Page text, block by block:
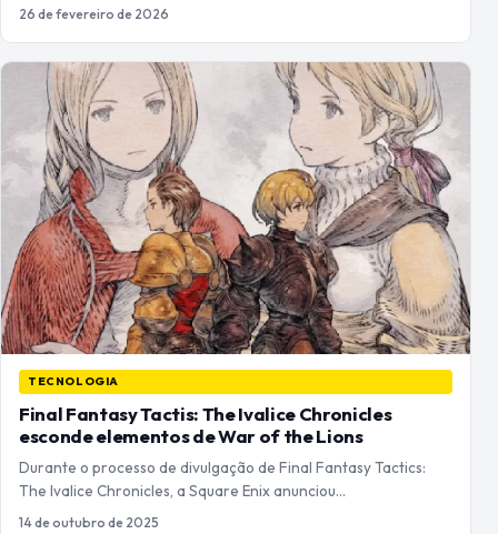
26 de fevereiro de 2026
TECNOLOGIA
Final Fantasy Tactis: The Ivalice Chronicles
esconde elementos de War of the Lions
Durante o processo de divulgação de Final Fantasy Tactics:
The Ivalice Chronicles, a Square Enix anunciou…
14 de outubro de 2025